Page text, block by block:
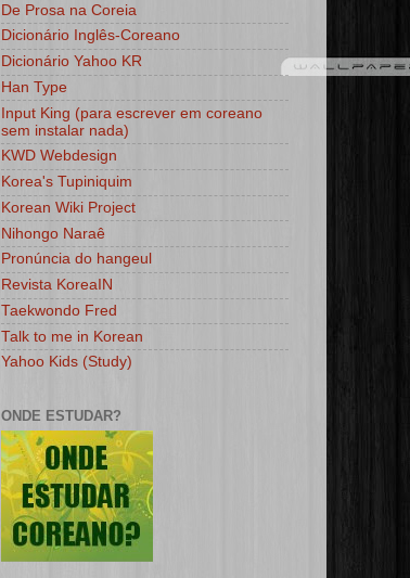
De Prosa na Coreia
Dicionário Inglês-Coreano
Dicionário Yahoo KR
Han Type
Input King (para escrever em coreano
sem instalar nada)
KWD Webdesign
Korea's Tupiniquim
Korean Wiki Project
Nihongo Naraê
Pronúncia do hangeul
Revista KoreaIN
Taekwondo Fred
Talk to me in Korean
Yahoo Kids (Study)
ONDE ESTUDAR?